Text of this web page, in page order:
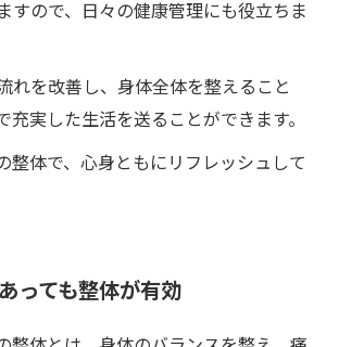
すので、日々の健康管理にも役立ちま
れを改善し、身体全体を整えること
充実した生活を送ることができます。
整体で、心身ともにリフレッシュして
っても整体が有効